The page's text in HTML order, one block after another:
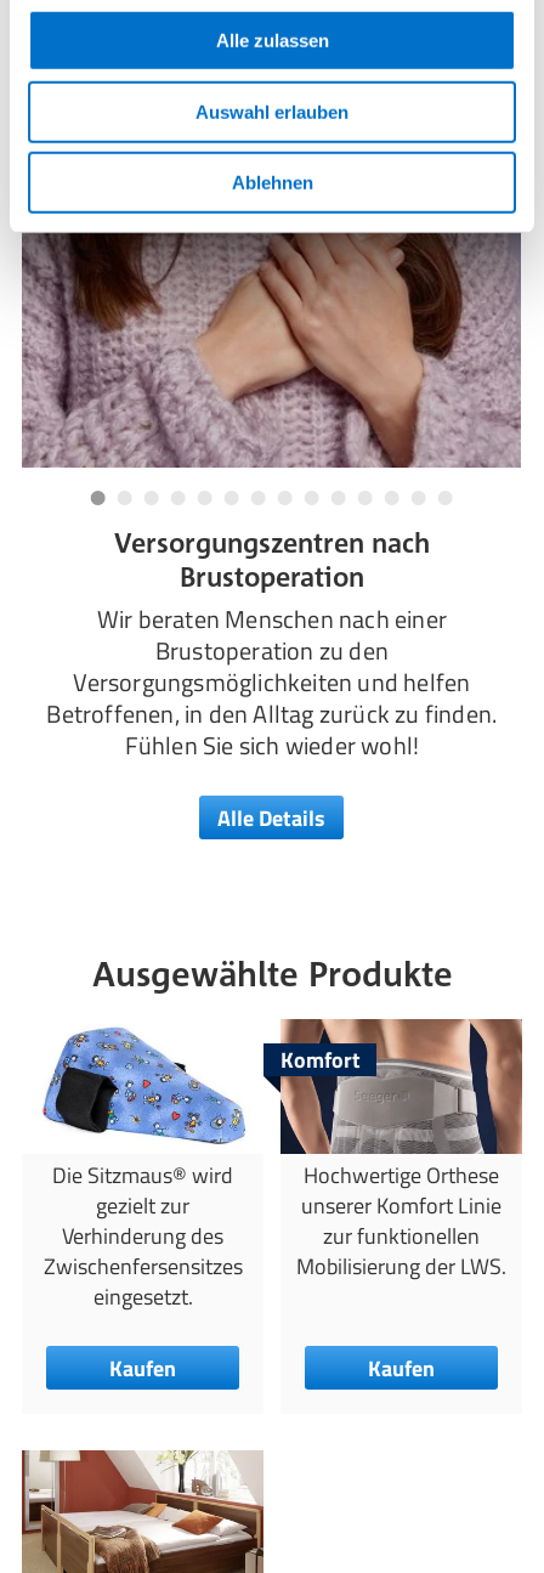
Alle zulassen
Auswahl erlauben
Ablehnen
Die nächsten
Veranstaltungen
10. August 2026
Versorgungszentren nach
Brustoperation
Wir beraten Menschen nach einer
Brustoperation zu den
Versorgungsmöglichkeiten und helfen
Betroffenen, in den Alltag zurück zu finden.
Fühlen Sie sich wieder wohl!
Alle Details
Ausgewählte Produkte
Die Sitzmaus® wird
gezielt zur
Verhinderung des
Zwischenfersensitzes
eingesetzt.
Kaufen
Komfort
Hochwertige Orthese
unserer Komfort Linie
zur funktionellen
Mobilisierung der LWS.
Kaufen